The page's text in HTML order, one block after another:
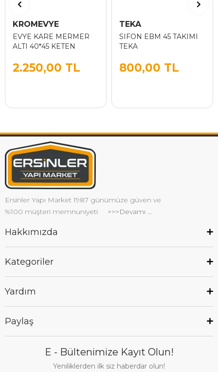
KROMEVYE
EVYE KARE MERMER
ALTI 40*45 KETEN
2.250,00 TL
TEKA
SIFON EBM 45 TAKIMI
TEKA
800,00 TL
Ersinler Yapı Market 1987 günümüze güven ve
%100 müşteri memnuniyeti
>>>Devamı ...
Hakkımızda
Kategoriler
Yardım
Paylaş
E - Bültenimize Kayıt Olun!
Yeniliklerden ilk siz haberdar olun!